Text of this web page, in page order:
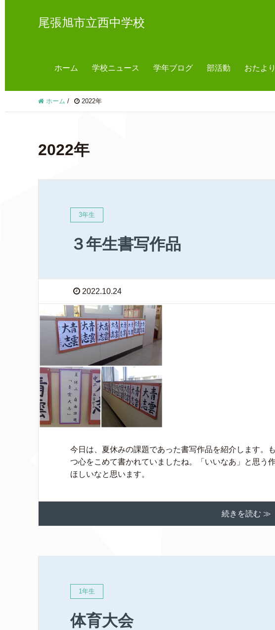
尾張旭市立西中学校
ホーム 学校ニュース 学年ブログ 部活動 おたより
ホーム / 2022年
2022年
3年生
３年生書写作品
2022.10.24
今日は、夏休みの課題であった書写作品を紹介します。
つ心をこめて書かれていましたね。「いいなあ」と思う
ほしいなと思います。
続きを読む ≫
1年生
体育大会